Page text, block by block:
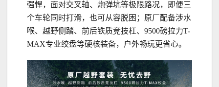
强悍，面对交叉轴、炮弹坑等极限路况，即便三
个车轮同时打滑，也可从容脱困；原厂配备涉水
喉、越野侧踏、前后铁质竞技杠、9500磅拉力T-
MAX专业绞盘等硬核装备，户外畅玩更省心。